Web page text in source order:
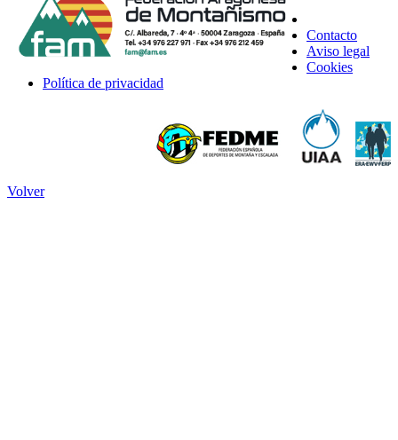
Contacto
Aviso legal
Cookies
Política de privacidad
Volver